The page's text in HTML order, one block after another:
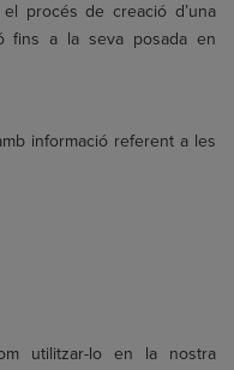
procés de creació d’una
fins a la seva posada en
informació referent a les
utilitzar-lo en la nostra